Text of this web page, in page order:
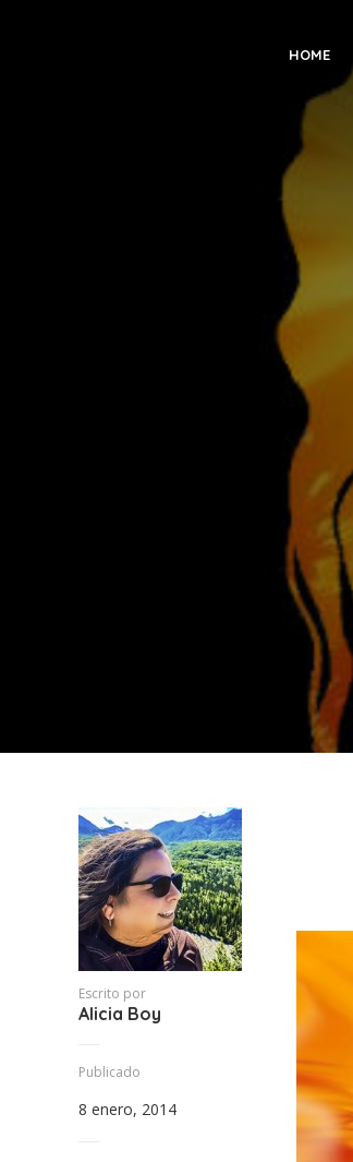
HOME
Escrito por
Alicia Boy
Publicado
8 enero, 2014